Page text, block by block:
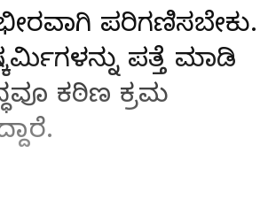
ಪರಿಗಣಿಸಬೇಕು.
ಪತ್ತೆ ಮಾಡಿ
ಕಠಿಣ ಕ್ರಮ